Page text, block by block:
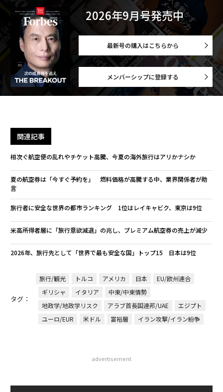
2026年9月号発売中
最新号の購入はこちらから
メンバーシップに登録する
関連記事
相次ぐ航空便の乱れやチケット高騰、今夏の海外旅行はアリかナシか
夏の航空券は「今すぐ予約を」 燃料価格が高騰する中、業界関係者が助
言
旅行者に安全な世界の都市ランキング 1位はレイキャビク、東京は9位
米高所得者層に「旅行意欲減退」の兆し、プレミアム航空券の売上が減少
2026年、旅行先として「世界で最も安全な国」トップ15 日本は9位
タグ：
旅行/観光 トルコ アメリカ 日本
EU/欧州連合
ギリシャ
イタリア
中東/中東情勢
地政学/地政学リスク
アラブ首長国連邦/UAE
エジプト
ユーロ/EUR
米ドル 富裕層 イラン攻撃/イラン紛争
advertisement